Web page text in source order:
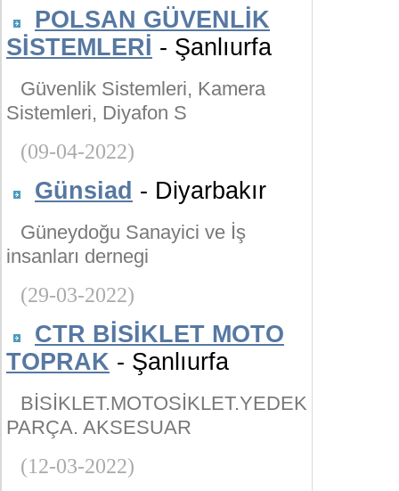
POLSAN GÜVENLİK
SİSTEMLERİ - Şanlıurfa
Güvenlik Sistemleri, Kamera
Sistemleri, Diyafon S
(09-04-2022)
Günsiad - Diyarbakır
Güneydoğu Sanayici ve İş
insanları dernegi
(29-03-2022)
CTR BİSİKLET MOTO
TOPRAK - Şanlıurfa
BİSİKLET.MOTOSİKLET.YEDEK
PARÇA. AKSESUAR
(12-03-2022)